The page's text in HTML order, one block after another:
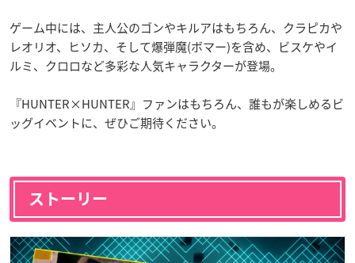
ゲーム中には、主人公のゴンやキルアはもちろん、クラピカや
レオリオ、ヒソカ、そして爆弾魔(ボマー)を含め、ビスケやイ
ルミ、クロロなど多彩な人気キャラクターが登場。
『HUNTER×HUNTER』ファンはもちろん、誰もが楽しめるビ
ッグイベントに、ぜひご期待ください。
ストーリー